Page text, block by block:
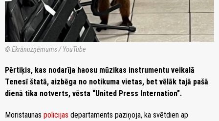
© Ekrānuzņēmums / YouTube
Pērtiķis, kas nodarīja haosu mūzikas instrumentu veikalā
Tenesī štatā, aizbēga no notikuma vietas, bet vēlāk tajā pašā
dienā tika notverts, vēsta “United Press Internation”.
Moristaunas policijas departaments paziņoja, ka svētdien ap